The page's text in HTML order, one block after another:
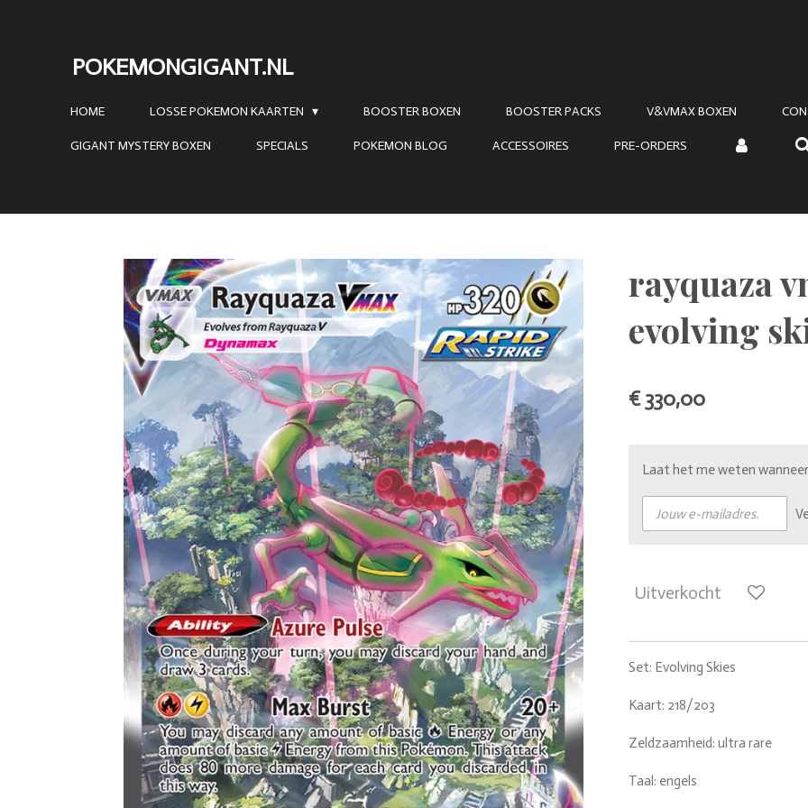
hoofdinhoud
POKEMONGIGANT.NL
HOME LOSSE POKEMON KAARTEN BOOSTER BOXEN BOOSTER PACKS V&VMAX BOXEN
GIGANT MYSTERY BOXEN SPECIALS POKEMON BLOG ACCESSOIRES PRE-ORDERS
rayquaza
evolving
€ 330,00
Laat het me weten
Uitverkocht
Set: Evolving Skies
Kaart: 218/203
Zeldzaamheid: ultra rare
Taal: engels